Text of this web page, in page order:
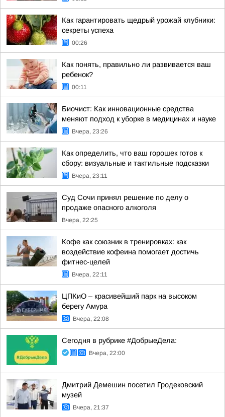
Как гарантировать щедрый урожай клубники:
секреты успеха
00:26
Как понять, правильно ли развивается ваш
ребенок?
00:11
Биочист: Как инновационные средства
меняют подход к уборке в медицинах и науке
Вчера, 23:26
Как определить, что ваш горошек готов к
сбору: визуальные и тактильные подсказки
Вчера, 23:11
Суд Сочи принял решение по делу о
продаже опасного алкоголя
Вчера, 22:25
Кофе как союзник в тренировках: как
воздействие кофеина помогает достичь
фитнес-целей
Вчера, 22:11
ЦПКиО – красивейший парк на высоком
берегу Амура
Вчера, 22:08
Сегодня в рубрике #ДобрыеДела:
Вчера, 22:00
Дмитрий Демешин посетил Гродековский
музей
Вчера, 21:37